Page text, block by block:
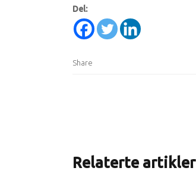
Del:
Share
Relaterte artikler